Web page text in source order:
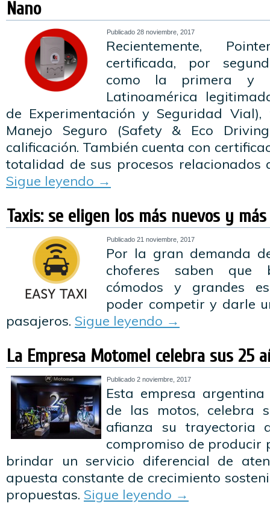
Nano
Publicado 28 noviembre, 2017
Recientemente,
certificada, por
como la primera y
Latinoamérica
de Experimentación y Seguridad
Manejo Seguro (Safety & Eco
calificación. También cuenta con
totalidad de sus procesos relacionados
Sigue leyendo →
Taxis: se eligen los más nuevos y
Publicado 21 noviembre, 2017
Por la gran demanda
choferes saben que
cómodos y grandes
poder competir y darle
pasajeros. Sigue leyendo →
La Empresa Motomel celebra sus 25
Publicado 2 noviembre, 2017
Esta empresa
de las motos, celebra
afianza su trayectoria
compromiso de producir
brindar un servicio diferencial de
apuesta constante de crecimiento
propuestas. Sigue leyendo →